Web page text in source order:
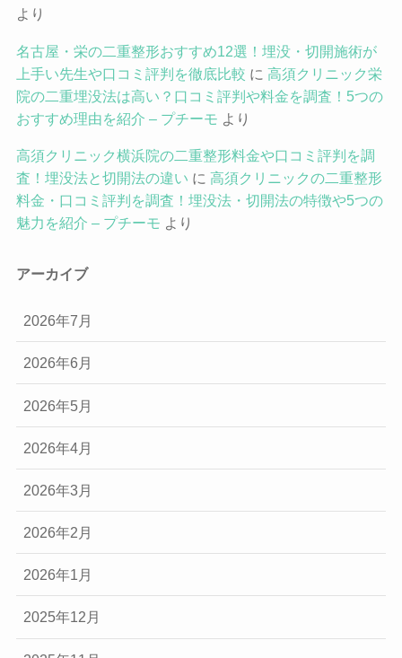
より
名古屋・栄の二重整形おすすめ12選！埋没・切開施術が
上手い先生や口コミ評判を徹底比較 に 高須クリニック栄
院の二重埋没法は高い？口コミ評判や料金を調査！5つの
おすすめ理由を紹介 – プチーモ より
高須クリニック横浜院の二重整形料金や口コミ評判を調
査！埋没法と切開法の違い に 高須クリニックの二重整形
料金・口コミ評判を調査！埋没法・切開法の特徴や5つの
魅力を紹介 – プチーモ より
アーカイブ
2026年7月
2026年6月
2026年5月
2026年4月
2026年3月
2026年2月
2026年1月
2025年12月